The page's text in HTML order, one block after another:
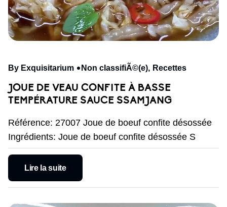
By Exquisitarium Non classifiÃ©(e) Recettes
JOUE DE VEAU CONFITE À BASSE
TEMPÉRATURE SAUCE SSAMJANG
Référence: 27007 Joue de boeuf confite désossée
Ingrédients: Joue de boeuf confite désossée S
Lire la suite